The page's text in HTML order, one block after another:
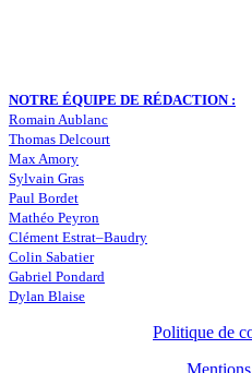
NOTRE ÉQUIPE DE RÉDACTION :
Romain Aublanc
Thomas Delcourt
Max Amory
Sylvain Gras
Paul Bordet
Mathéo Peyron
Clément Estrat–Baudry
Colin Sabatier
Gabriel Pondard
Dylan Blaise
Politique de